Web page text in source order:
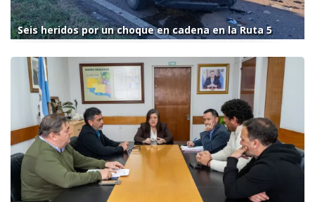
Seis heridos por un choque en cadena en la Ruta 5